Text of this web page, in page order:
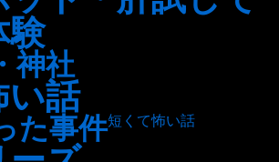
験
神社
い話
た事件短くて怖い話